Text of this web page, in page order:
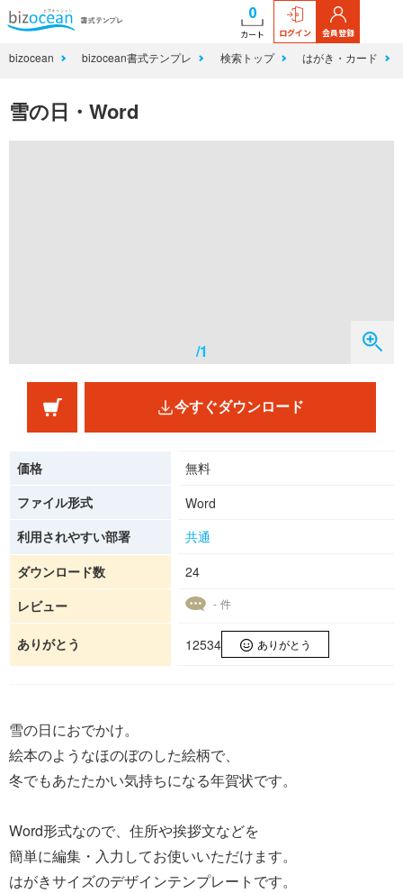
0
カート ログイン 会員登録
bizocean bizocean書式テンプレ 検索トップ はがき・カード
雪の日・Word
/1
今すぐダウンロード
価格
無料
ファイル形式
Word
利用されやすい部署
共通
ダウンロード数
24
レビュー
- 件
ありがとう 12534 ありがとう
雪の日におでかけ。
絵本のようなほのぼのした絵柄で、
冬でもあたたかい気持ちになる年賀状です。
Word形式なので、住所や挨拶文などを
簡単に編集・入力してお使いいただけます。
はがきサイズのデザインテンプレートです。